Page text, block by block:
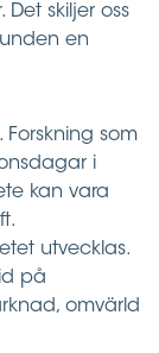
skiljer oss
en
som
i
kan vara
utvecklas.
på
omvärld